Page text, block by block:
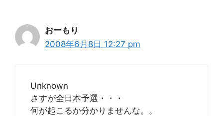
おーもり
2008年6月8日 12:27 pm
Unknown
さすが全日本予選・・・
何が起こるか分かりませんな。。